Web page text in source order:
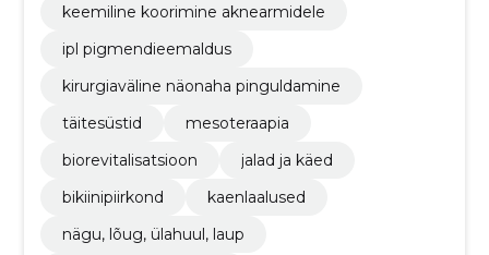
keemiline koorimine aknearmidele
ipl pigmendieemaldus
kirurgiaväline näonaha pinguldamine
täitesüstid
mesoteraapia
biorevitalisatsioon
jalad ja käed
bikiinipiirkond
kaenlaalused
nägu, lõug, ülahuul, laup